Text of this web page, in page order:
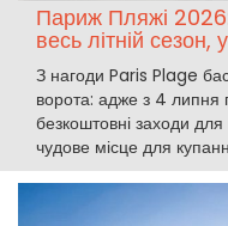
Париж Пляжі
весь літній сезон,
З нагоди Paris Plage
ворота: адже з 4 липня
безкоштовні заходи
чудове місце для